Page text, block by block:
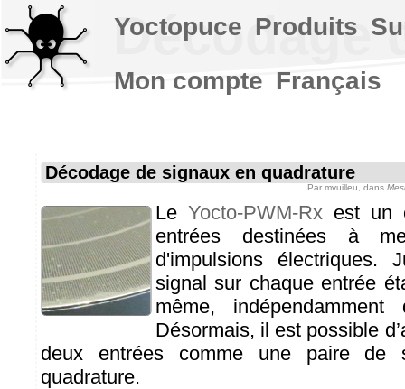
Décodage
Décodage de signaux en quadrature
Par mvuilleu , dans
Le Yocto-PWM-Rx est un
entrées destinées à
d'impulsions électriques.
signal sur chaque entrée
même,
Désormais, il est possible
deux entrées comme une paire de
quadrature.
Yoctopuce Produits
Mon compte Français